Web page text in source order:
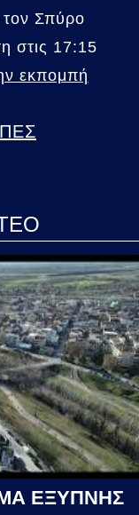
Σπύρο
στις 17:15
εκπομπή
ΕΞΥΠΝΗΣ